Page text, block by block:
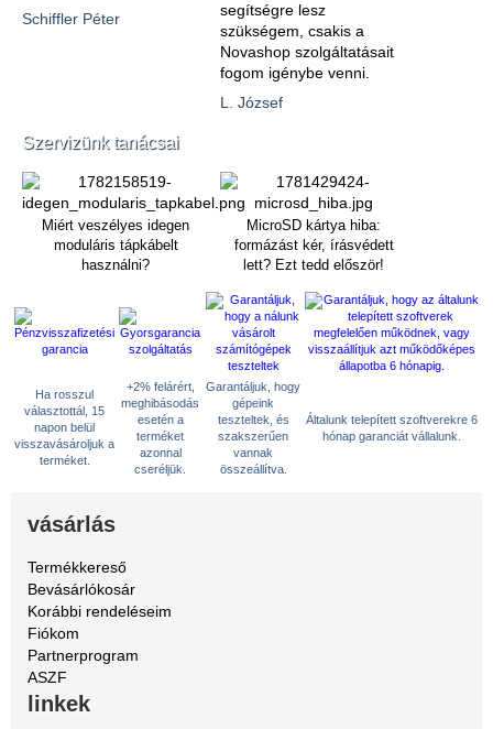
Schiffler Péter
segítségre lesz
szükségem, csakis a
Novashop szolgáltatásait
fogom igénybe venni.
L. József
Szervizünk tanácsai
Miért veszélyes idegen
moduláris tápkábelt
használni?
MicroSD kártya hiba:
formázást kér, írásvédett
lett? Ezt tedd először!
Ha rosszul
választottál, 15
napon belül
visszavásároljuk a
terméket.
+2% felárért,
meghibásodás
esetén a
terméket
azonnal
cseréljük.
Garantáljuk, hogy
gépeink
teszteltek, és
szakszerűen
vannak
összeállítva.
Általunk telepített szoftverekre 6
hónap garanciát vállalunk.
vásárlás
Termékkereső
Bevásárlókosár
Korábbi rendeléseim
Fiókom
Partnerprogram
ASZF
linkek